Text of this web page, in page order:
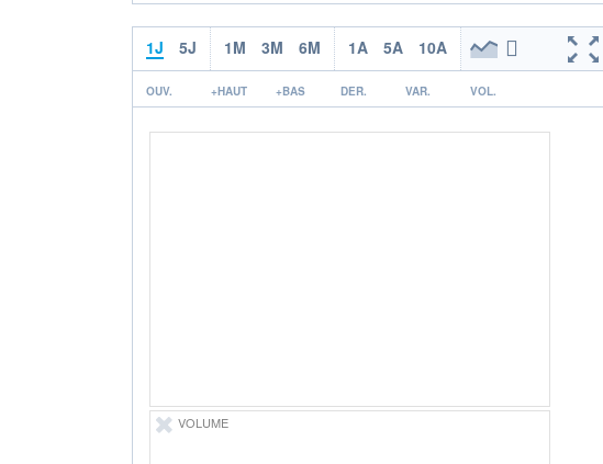
1J 5J 1M 3M 6M 1A 5A 10A
OUV. +HAUT +BAS DER. VAR. VOL.
VOLUME